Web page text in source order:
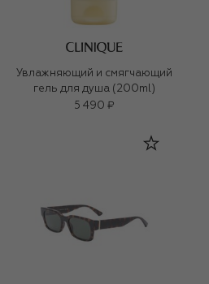
Увлажняющий и смягчающий
гель для душа (200ml)
5 490 ₽